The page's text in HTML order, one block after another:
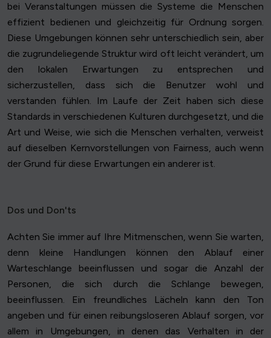
bei Veranstaltungen müssen die Systeme die Menschen
effizient bedienen und gleichzeitig für Ordnung sorgen.
Diese Umgebungen können sehr unterschiedlich sein, aber
die zugrundeliegende Struktur wird oft leicht verändert, um
den lokalen Erwartungen zu entsprechen und
sicherzustellen, dass sich die Benutzer wohl und
verstanden fühlen. Im Laufe der Zeit haben sich diese
Standards in verschiedenen Kulturen durchgesetzt, und die
Art und Weise, wie sich die Menschen verhalten, verweist
auf dieselben Kernvorstellungen von Fairness, auch wenn
der Grund für diese Erwartungen ein anderer ist.
Dos und Don'ts
Achten Sie immer auf Ihre Mitmenschen, wenn Sie warten,
denn kleine Handlungen können den Ablauf einer
Warteschlange beeinflussen und sogar die Anzahl der
Personen, die sich durch die Schlange bewegen,
beeinflussen. Ein freundliches Lächeln kann den Ton
angeben und für einen reibungsloseren Ablauf sorgen, vor
allem in Umgebungen, in denen das Verhalten in der